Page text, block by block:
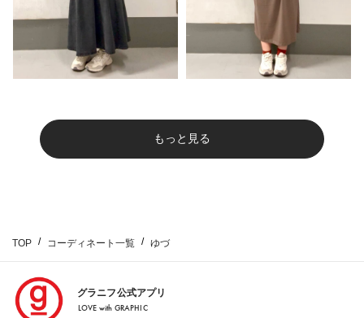
もっと見る
TOP コーディネート一覧 ゆづ
グラニフ公式アプリ
LOVE with GRAPHIC